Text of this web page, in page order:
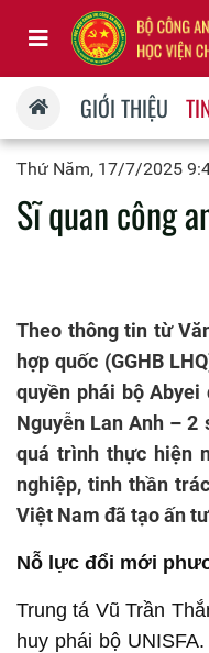
GIỚI THIỆU
Thứ Năm, 17/7/2025
Sĩ quan công
Theo thông tin từ
hợp quốc (GGHB
quyền phái bộ
Nguyễn Lan Anh –
quá trình thực hiện
nghiệp, tinh thần
Việt Nam đã tạo ấn
Nỗ lực đổi mới
Trung tá Vũ Trần
huy phái bộ